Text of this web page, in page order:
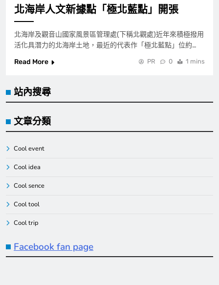
北海岸人文新據點「極北藍點」開張
北海岸及觀音山國家風景區管理處(下稱北觀處)近年來積極撥用
活化具潛力的北海岸土地，最近的代表作「極北藍點」位約…
Read More
PR 0 1 mins
站內搜尋
文章分類
Cool event
Cool idea
Cool sence
Cool tool
Cool trip
Facebook fan page